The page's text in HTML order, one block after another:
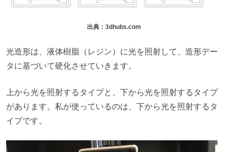
出典：3dhubs.com
光造形は、液体樹脂（レジン）に光を照射して、造形デー
タに基づいて硬化させていきます。
上から光を照射するタイプと、下から光を照射するタイプ
があります。私が使っているのは、下から光を照射するタ
イプです。